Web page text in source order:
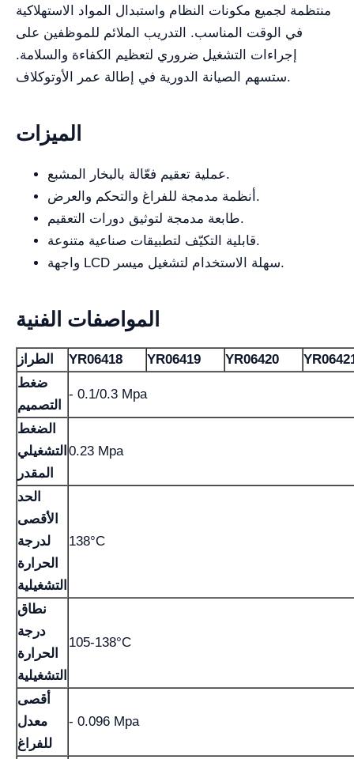
منتظمة لجميع مكونات النظام واستبدال المواد الاستهلاكية
في الوقت المناسب. التدريب الملائم للموظفين على
إجراءات التشغيل ضروري لتعظيم الكفاءة والسلامة.
ستسهم الصيانة الدورية في إطالة عمر الأوتوكلاف.
الميزات
عملية تعقيم فعّالة بالبخار المشبع.
أنظمة مدمجة للفراغ والتحكم والعرض.
طابعة مدمجة لتوثيق دورات التعقيم.
قابلية التكيّف لتطبيقات صناعية متنوعة.
واجهة LCD سهلة الاستخدام لتشغيل ميسر.
المواصفات الفنية
الطراز YR06418 YR06419 YR06420
ضغط
التصميم
- 0.1/0.3 Mpa
الضغط
التشغيلي
المقدر
0.23 Mpa
الحد
الأقصى
لدرجة
الحرارة
التشغيلية
138°C
نطاق
درجة
الحرارة
التشغيلية
105-138°C
أقصى
معدل
للفراغ
- 0.096 Mpa